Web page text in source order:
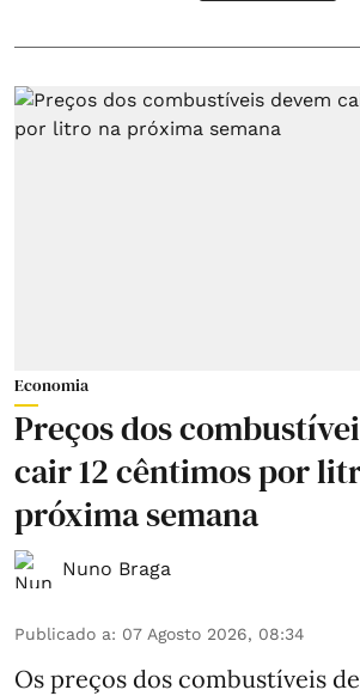
Economia
Preços dos
cair 12 cêntimos por
próxima semana
Nuno Braga
Publicado a: 07 Agosto 2026, 08:34
Os preços dos combustíveis